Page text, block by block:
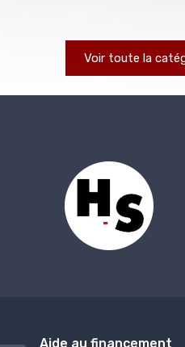
Voir toute la
Aide au financement